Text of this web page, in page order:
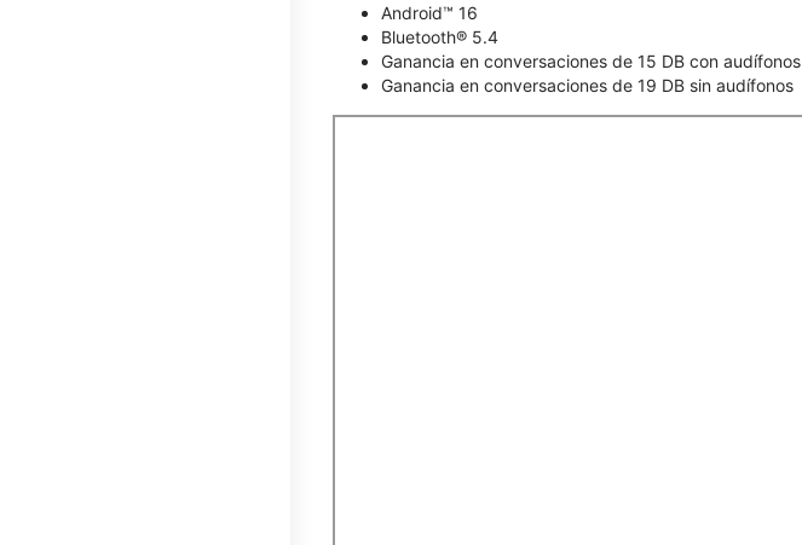
Android™ 16
Bluetooth® 5.4
Ganancia en conversaciones de 15 DB con audífonos
Ganancia en conversaciones de 19 DB sin audífonos